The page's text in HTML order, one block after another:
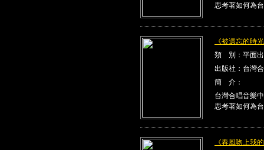
思考著如何為
《被遺忘的時
類 別：平面
出版社：台灣
簡 介：
台灣合唱音樂
思考著如何為
《春風吻上我